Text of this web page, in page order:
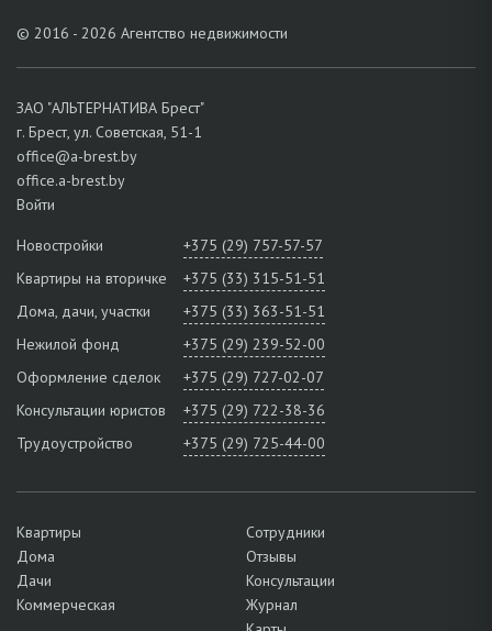
© 2016 - 2026 Агентство недвижимости
ЗАО "АЛЬТЕРНАТИВА Брест"
г. Брест, ул. Советская, 51-1
office@a-brest.by
office.a-brest.by
Войти
Новостройки
+375 (29) 757-57-57
Квартиры на вторичке
+375 (33) 315-51-51
Дома, дачи, участки
+375 (33) 363-51-51
Нежилой фонд
+375 (29) 239-52-00
Оформление сделок
+375 (29) 727-02-07
Консультации юристов
+375 (29) 722-38-36
Трудоустройство
+375 (29) 725-44-00
Квартиры
Дома
Дачи
Коммерческая
Сотрудники
Отзывы
Консультации
Журнал